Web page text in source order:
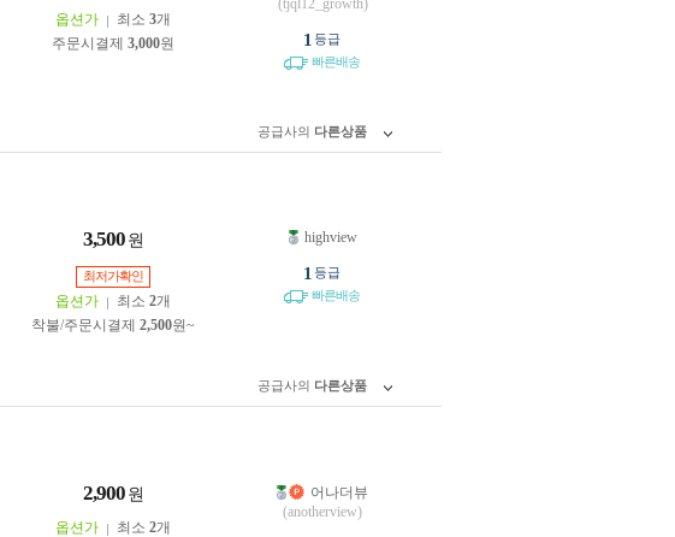
옵션가 최소 3개
주문시결제 3,000원
(tjql12_growth)
1 등급
빠른배송
공급사의 다른상품
3,500 원
최저가확인
옵션가 최소 2개
착불/주문시결제 2,500원~
highview
1 등급
빠른배송
공급사의 다른상품
2,900 원
옵션가 최소 2개
어나더뷰
(anotherview)